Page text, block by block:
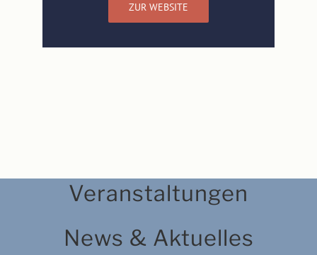
ZUR WEBSITE
Veranstaltungen
News & Aktuelles